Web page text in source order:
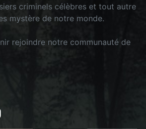
criminels célèbres et tout autre
mystère de notre monde.
rejoindre notre communauté de